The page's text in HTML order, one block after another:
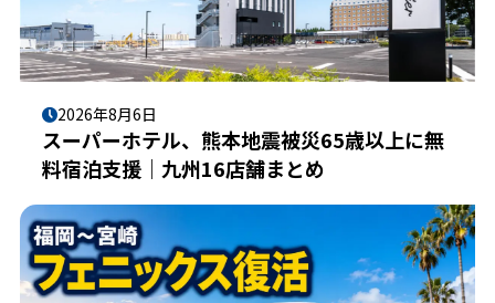
2026年8月6日
スーパーホテル、熊本地震被災65歳以上に無
料宿泊支援｜九州16店舗まとめ